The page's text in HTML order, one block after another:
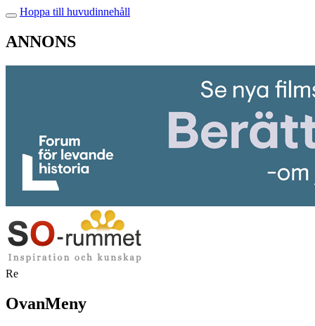
Hoppa till huvudinnehåll
ANNONS
Re
OvanMeny